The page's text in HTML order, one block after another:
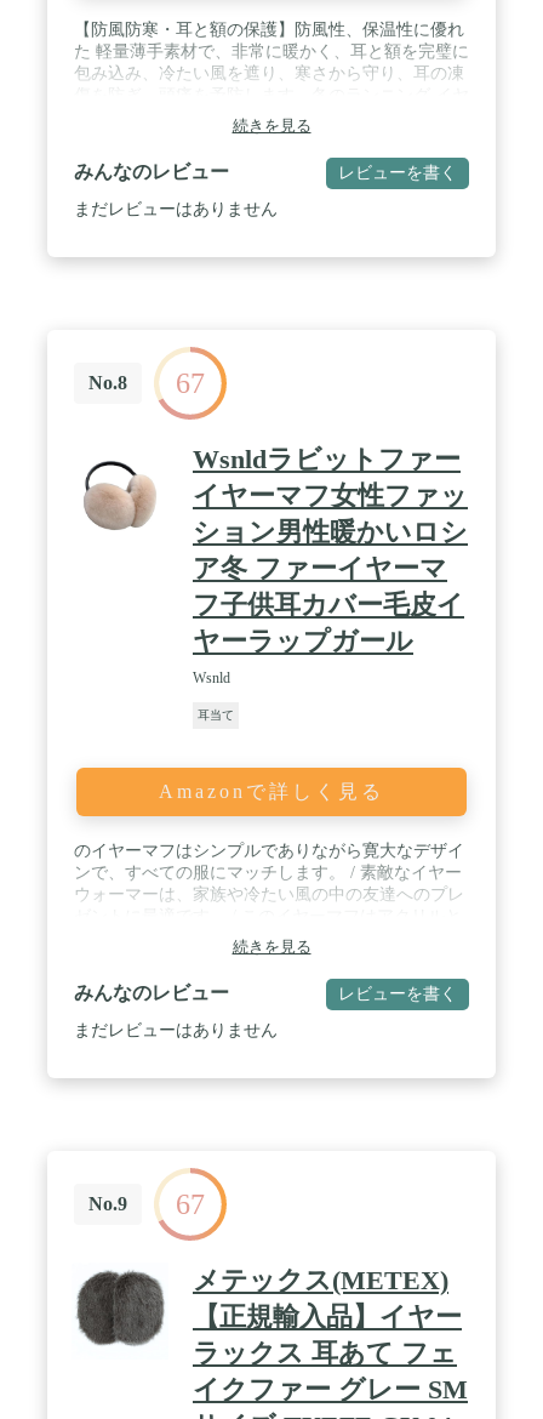
【防風防寒・耳と額の保護】防風性、保温性に優れ
た 軽量薄手素材で、非常に暖かく、耳と額を完璧に
包み込み、冷たい風を遮り、寒さから守り、耳の凍
ーウォーマーとしても最適です。 / 【柔らかい肌触
り】内側は肌触りの良い ソフトタッチ マイクロ起
毛素材、程よい伸縮性がある柔らい生地でフィット
感が良く快適な付け心地です。毛玉になりにくい、
色がさめない、肌にやさしい。 / 【吸汗性抜群】耳
にも優れているため、男性も女性も子供もお使いい
ただける耳当てです。伝統的な耳当てよりこの耳当
ては滑りにくく、耐久性に優れます。どんな活動に
かかわらず、元の位置を持ち続けます。 / 【イヤー
ウォーマー幅広く利用】イヤーウォーマーの優れた
吸水性と防風性のある暖かさは、通勤・通学の自転
車やバイクにはもちろん、スキー・登山・ジョギン
グ・ランニングなど様々さスポーツシーンにもお勧
め！ヘアバンドとしてカチューシャの様に洗顔時の
髪留めや、仮眠・休憩・乗り物での移動の際などに
目を覆って暫定的に遮光アイマスクとして使用する
事も可能です。薄手の生地なので、ヘルメットを着
用する際でも気軽に着用頂けます。
続きを見る
みんなのレビュー レビューを書く
まだレビューはありません
No.8 67
Wsnldラビットファー
イヤーマフ女性ファッ
ション男性暖かいロシ
ア冬 ファーイヤーマ
フ子供耳カバー毛皮イ
ヤーラップガール
Wsnld
耳当て
Amazonで詳しく見る
のイヤーマフはシンプルでありながら寛大なデザイ
ンで、すべての服にマッチします。 / 素敵なイヤー
ウォーマーは、家族や冷たい風の中の友達へのプレ
ポリエステルでできており、非常に暖かく、毛羽立
ちがありません。 / フルイヤーサラウンドデザイン
は、音を遮ることなく湿気や風から耳を保護しま
す。 / 私たちのイヤーマフは、サイクリング、アイ
ススケート、ハイキング、スキー、または単に犬の
続きを見る
みんなのレビュー レビューを書く
まだレビューはありません
No.9 67
メテックス(METEX)
【正規輸入品】イヤー
ラックス 耳あて フェ
イクファー グレー SM